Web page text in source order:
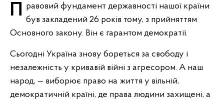
Правовий фундамент державності нашої країни був закладений 26 років тому, з прийняттям
Основного закону. Він є гарантом демократії.
Сьогодні Україна знову бореться за свободу і
незалежність у кривавій війні з агресором. А наш
народ, — виборює право на життя у вільній,
демократичній країні, де права людини захищені, а